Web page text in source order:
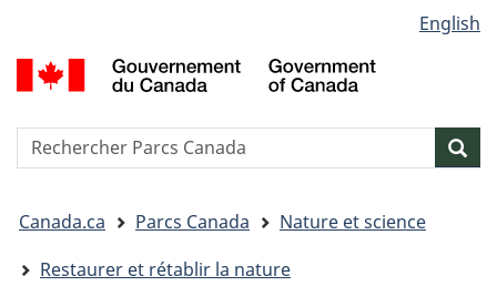
au
contenu
« Au
du
la
HTML
de
la
langue
English
Reserche
êtes
ici&nbsp;:
Canada.ca Parcs Canada
Nature et science
Restaurer et rétablir la nature